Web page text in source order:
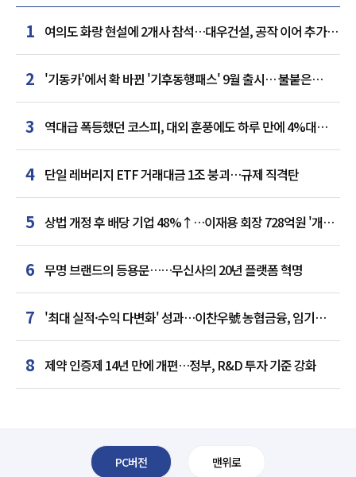
1 여의도 화랑 현설에 2개사 참석…대우건설, 공작 이어 추가
거점 확보하나
2 '기동카'에서 확 바뀐 '기후동행패스' 9월 출시… 불붙은
카드사 경쟁
3
역대급 폭등했던 코스피, 대외 훈풍에도 하루 만에 4%대
급락
4 단일 레버리지 ETF 거래대금 1조 붕괴…규제 직격탄
5 상법 개정 후 배당 기업 48%↑…이재용 회장 728억원 '개인
최다'
6 무명 브랜드의 등용문……무신사의 20년 플랫폼 혁명
7 '최대 실적·수익 다변화' 성과…이찬우號 농협금융, 임기
말년 성장 박차
8 제약 인증제 14년 만에 개편…정부, R&D 투자 기준 강화
PC버전 맨위로